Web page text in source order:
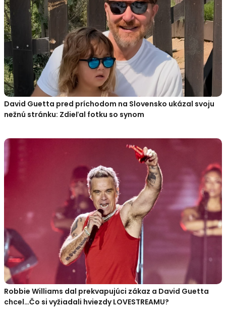
David Guetta pred príchodom na Slovensko ukázal svoju
nežnú stránku: Zdieľal fotku so synom
Robbie Williams dal prekvapujúci zákaz a David Guetta
chcel…Čo si vyžiadali hviezdy LOVESTREAMU?